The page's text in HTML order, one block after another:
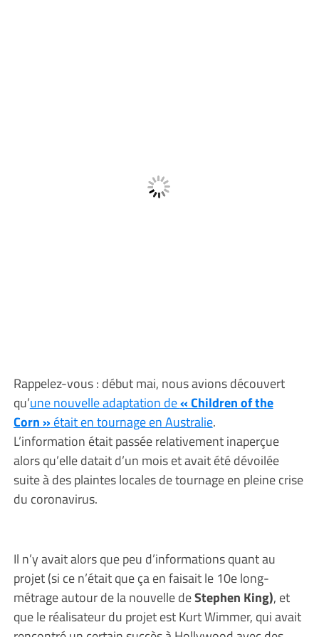
Rappelez-vous : début mai, nous avions découvert
qu’une nouvelle adaptation de« Children of the
Corn »était en tournage en Australie.
L’information était passée relativement inaperçue
alors qu’elle datait d’un mois et avait été dévoilée
suite à des plaintes locales de tournage en pleine crise
du coronavirus.
Il n’y avait alors que peu d’informations quant au
projet (si ce n’était que ça en faisait le 10e long-
métrage autour de la nouvelle deStephen King), et
que le réalisateur du projet est Kurt Wimmer, qui avait